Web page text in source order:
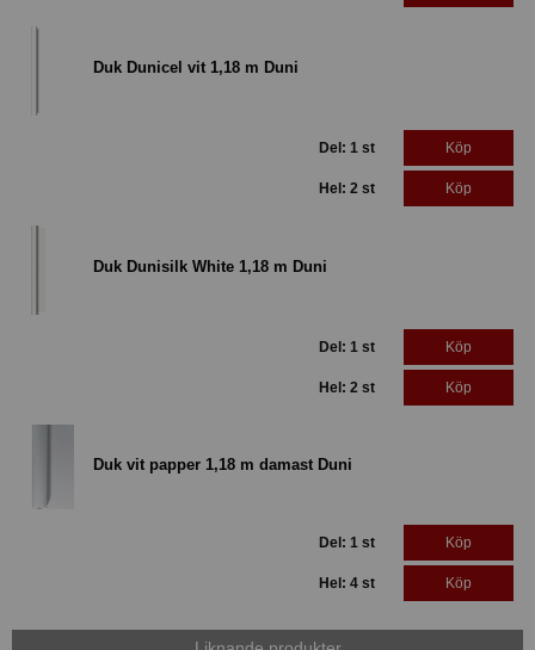
Duk Dunicel vit 1,18 m Duni
Del: 1 st Köp
Hel: 2 st Köp
Duk Dunisilk White 1,18 m Duni
Del: 1 st Köp
Hel: 2 st Köp
Duk vit papper 1,18 m damast Duni
Del: 1 st Köp
Hel: 4 st Köp